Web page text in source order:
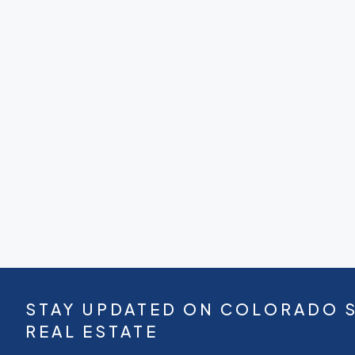
STAY UPDATED ON COLORADO
REAL ESTATE